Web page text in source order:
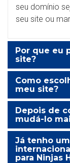
seu domínio
seu site ou
Por que eu
site?
Como
meu site?
Depois de
mudá-lo
Já tenho
para Ninjas